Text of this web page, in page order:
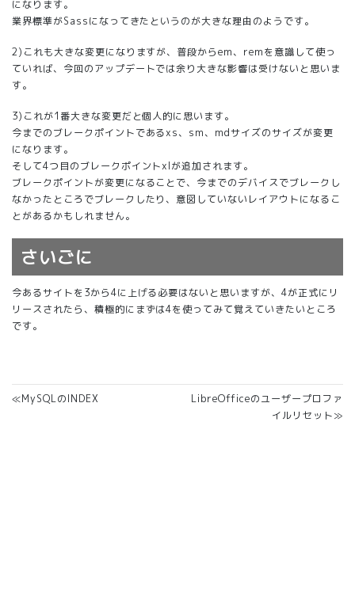
になります。
業界標準がSassになってきたというのが大きな理由のようです。
2)これも大きな変更になりますが、普段からem、remを意識して使っ
ていれば、今回のアップデートでは余り大きな影響は受けないと思いま
す。
3)これが1番大きな変更だと個人的に思います。
今までのブレークポイントであるxs、sm、mdサイズのサイズが変更
になります。
そして4つ目のブレークポイントxlが追加されます。
ブレークポイントが変更になることで、今までのデバイスでブレークし
なかったところでブレークしたり、意図していないレイアウトになるこ
とがあるかもしれません。
さいごに
今あるサイトを3から4に上げる必要はないと思いますが、4が正式にリ
リースされたら、積極的にまずは4を使ってみて覚えていきたいところ
です。
≪MySQLのINDEX
LibreOfficeのユーザープロファ
イルリセット≫